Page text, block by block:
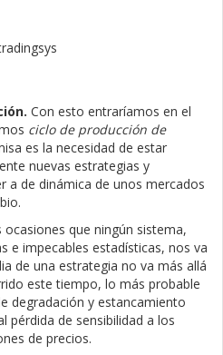
Con esto entraríamos en el
ciclo de producción de
es la necesidad de estar
nuevas estrategias y
a de dinámica de unos mercados
que ningún sistema,
e impecables estadísticas, nos va
de una estrategia no va más allá
este tiempo, lo más probable
degradación y estancamiento
pérdida de sensibilidad a los
de precios.